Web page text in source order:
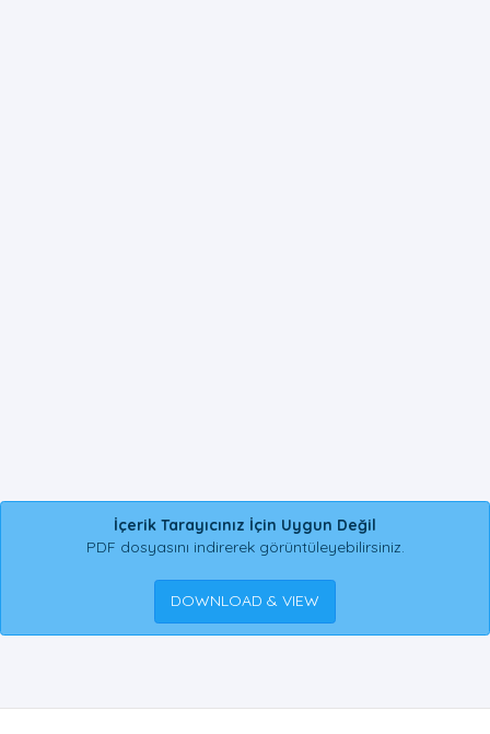
İçerik Tarayıcınız İçin Uygun Değil
PDF dosyasını indirerek görüntüleyebilirsiniz.
DOWNLOAD & VIEW